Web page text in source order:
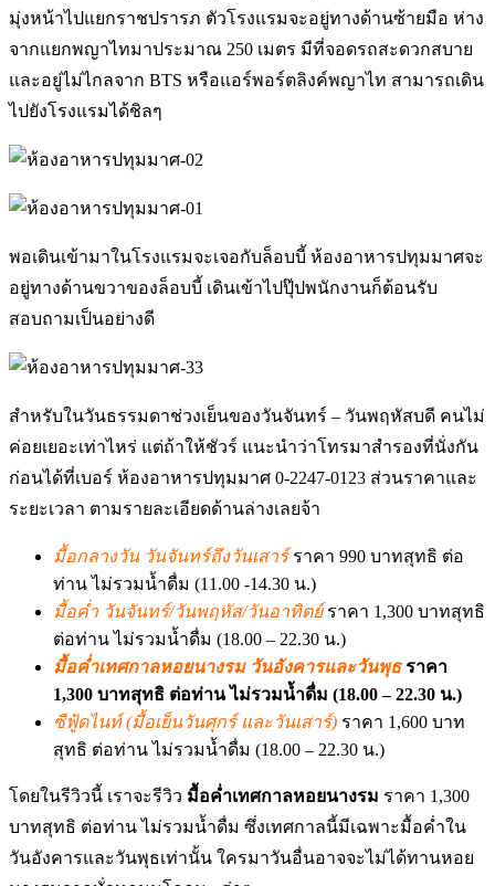
มุ่งหน้าไปแยกราชปรารภ ตัวโรงแรมจะอยู่ทางด้านซ้ายมือ ห่าง
จากแยกพญาไทมาประมาณ 250 เมตร มีที่จอดรถสะดวกสบาย
และอยู่ไม่ไกลจาก BTS หรือแอร์พอร์ตลิงค์พญาไท สามารถเดิน
ไปยังโรงแรมได้ชิลๆ
พอเดินเข้ามาในโรงแรมจะเจอกับล็อบบี้ ห้องอาหารปทุมมาศจะ
อยู่ทางด้านขวาของล็อบบี้ เดินเข้าไปปุ๊ปพนักงานก็ต้อนรับ
สอบถามเป็นอย่างดี
สำหรับในวันธรรมดาช่วงเย็นของวันจันทร์ – วันพฤหัสบดี คนไม่
ค่อยเยอะเท่าไหร่ แต่ถ้าให้ชัวร์ แนะนำว่าโทรมาสำรองที่นั่งกัน
ก่อนได้ที่เบอร์ ห้องอาหารปทุมมาศ 0-2247-0123 ส่วนราคาและ
ระยะเวลา ตามรายละเอียดด้านล่างเลยจ้า
มื้อกลางวัน วันจันทร์ถึงวันเสาร์ราคา 990 บาทสุทธิ ต่อ
ท่าน ไม่รวมน้ำดื่ม (11.00 -14.30 น.)
มื้อค่ำ วันจันทร์/วันพฤหัส/วันอาทิตย์ราคา 1,300 บาทสุทธิ
ต่อท่าน ไม่รวมน้ำดื่ม (18.00 – 22.30 น.)
มื้อค่ำเทศกาลหอยนางรม วันอังคารและวันพุธราคา
1,300 บาทสุทธิ ต่อท่าน ไม่รวมน้ำดื่ม (18.00 – 22.30 น.)
ซีฟู้ดไนท์ (มื้อเย็นวันศุกร์ และวันเสาร์) ราคา 1,600 บาท
สุทธิ ต่อท่าน ไม่รวมน้ำดื่ม (18.00 – 22.30 น.)
โดยในรีวิวนี้ เราจะรีวิว มื้อค่ำเทศกาลหอยนางรม ราคา 1,300
บาทสุทธิ ต่อท่าน ไม่รวมน้ำดื่ม ซึ่งเทศกาลนี้มีเฉพาะมื้อค่ำใน
วันอังคารและวันพุธเท่านั้น ใครมาวันอื่นอาจจะไม่ได้ทานหอย